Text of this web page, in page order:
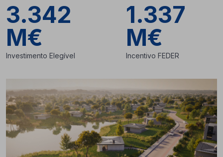
3.342
M€
Investimento Elegível
1.337
M€
Incentivo FEDER